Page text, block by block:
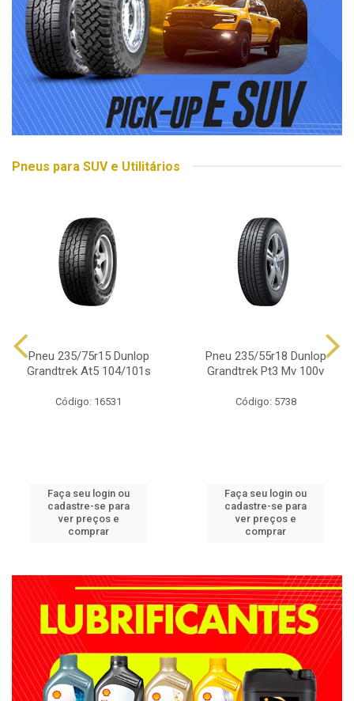
Pneus para SUV e Utilitários
Pneu 235/75r15 Dunlop
Grandtrek At5 104/101s
Código: 16531
Faça seu login ou
cadastre-se para
ver preços e
comprar
Pneu 235/55r18 Dunlop
Grandtrek Pt3 Mv 100v
Código: 5738
Faça seu login ou
cadastre-se para
ver preços e
comprar